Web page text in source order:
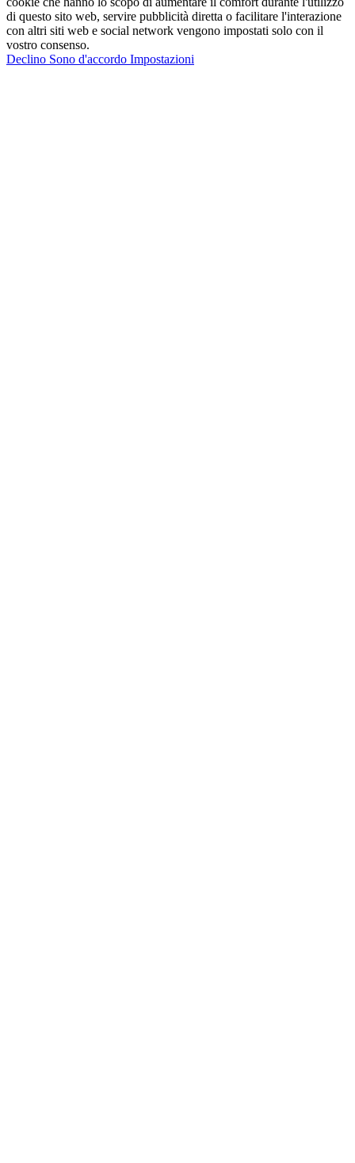
di questo sito web, servire pubblicità diretta o facilitare l'interazione
con altri siti web e social network vengono impostati solo con il
vostro consenso.
Declino Sono d'accordo Impostazioni